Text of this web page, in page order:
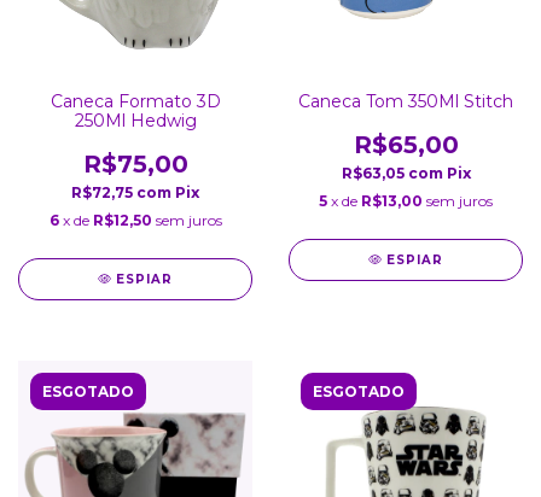
Caneca Formato 3D
250Ml Hedwig
R$75,00
R$72,75 com Pix
6 x de R$12,50 sem juros
ESPIAR
Caneca Tom 350Ml Stitch
R$65,00
R$63,05 com Pix
5 x de R$13,00 sem juros
ESPIAR
ESGOTADO ESGOTADO